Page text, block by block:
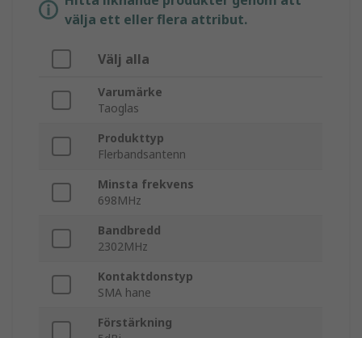
välja ett eller flera attribut.
Välj alla
Varumärke
Taoglas
Produkttyp
Flerbandsantenn
Minsta frekvens
698MHz
Bandbredd
2302MHz
Kontaktdonstyp
SMA hane
Förstärkning